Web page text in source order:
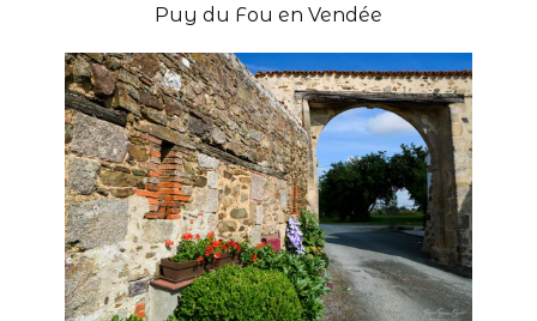
Puy du Fou en Vendée